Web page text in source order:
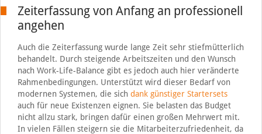
Zeiterfassung von Anfang an professionell
angehen
Auch die Zeiterfassung wurde lange Zeit sehr stiefmütterlich
behandelt. Durch steigende Arbeitszeiten und den Wunsch
nach Work-Life-Balance gibt es jedoch auch hier veränderte
Rahmenbedingungen. Unterstützt wird dieser Bedarf von
modernen Systemen, die sich dank günstiger Startersets
auch für neue Existenzen eignen. Sie belasten das Budget
nicht allzu stark, bringen dafür einen großen Mehrwert mit.
In vielen Fällen steigern sie die Mitarbeiterzufriedenheit, da